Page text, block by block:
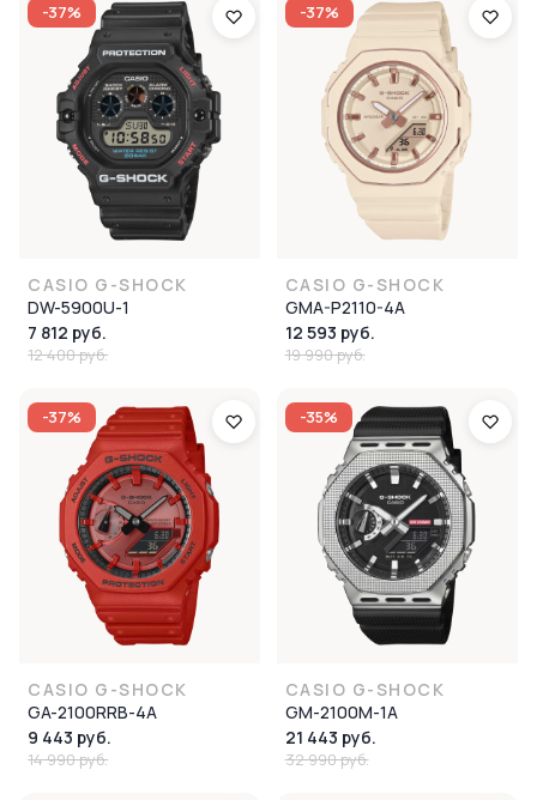
-37%
CASIO G-SHOCK
DW-5900U-1
7 812 руб.
12 400 руб.
-37%
CASIO G-SHOCK
GMA-P2110-4A
12 593 руб.
19 990 руб.
-37%
CASIO G-SHOCK
GA-2100RRB-4A
9 443 руб.
14 990 руб.
-35%
CASIO G-SHOCK
GM-2100M-1A
21 443 руб.
32 990 руб.